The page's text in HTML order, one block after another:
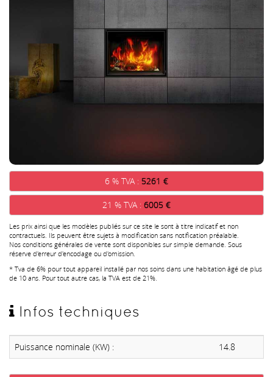
6 % TVA : 5261 €
21 % TVA : 6005 €
Les prix ainsi que les modèles publiés sur ce site le sont à titre indicatif et non
contractuels. Ils peuvent être sujets à modification sans notification préalable.
Nos conditions générales de vente sont disponibles sur simple demande. Sous
réserve d'erreur d'encodage ou d'omission.
* Tva de 6% pour tout appareil installé par nos soins dans une habitation âgé de plus
de 10 ans. Pour tout autre cas, la TVA est de 21%.
Infos techniques
Puissance nominale (KW) : 14.8